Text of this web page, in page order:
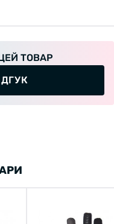
ТОВАР